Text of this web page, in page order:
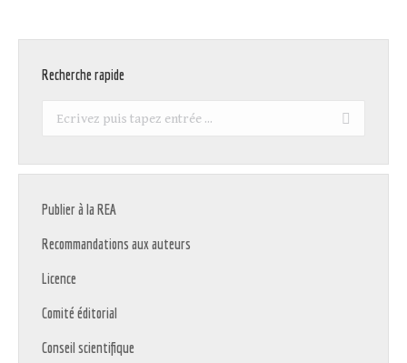
Recherche rapide
Recherche
Publier à la REA
Recommandations aux auteurs
Licence
Comité éditorial
Conseil scientifique